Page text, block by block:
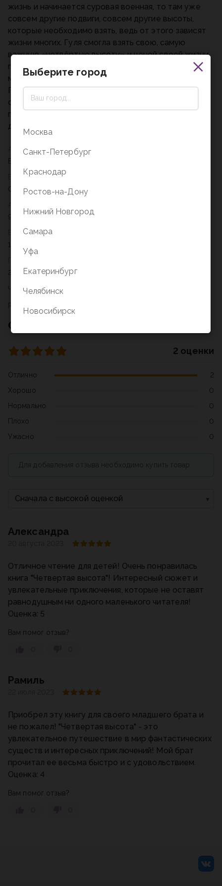
Автор
Елена Ильина
0,480
978-5-17-149364-6
Возрастное ограничение
12+
2022
жизнь и начинается суровая военная, то там уже
совсем другие подвиги, совсем другие высоты,
которые необходимо взять, ведь от этого зависят
жизни многих. Гуля смогла взять свою, самую
важную «четвёртую высоту» и ценой своей жизни
помогла армии выстоять против врагов, спасла
много раненых и стала народной героиней.
Повесть Елены Ильиной о жизни обыкновенной
советской девчонки в мирное время и в страшные
годы Великой Отечественной войны западает в
душу и не оставляет никого равнодушным!
Раздел не найден
Сначала с высокой оценкой
Александра
Отличное чтение для детей! Очень понравилась
книга "Четвертая высота"! Интересный сюжет и
увлекательные приключения, которые не оставят
равнодушным ни одного маленького читателя!
Оценка: 5
Вам помог отзыв?
Рамиль
Приобрел эту книгу для своего младшего брата и
не пожалел! "Четвертая высота" - это
увлекательное путешествие в мир фантастических
существ и интересных приключений! Мой брат
прочитал ее весьма быстро и с удовольствием.
Оценка: 4
Вам помог отзыв?
Отзывы о товаре
2 оценки
Отлично
2
Хорошо
0
Нормально
0
Плохо
0
Ужасно
0
Для добавления отзыва необходимо купить товар
Выберите город
Москва
Санкт-Петербург
Краснодар
Ростов-на-Дону
Нижний Новгород
Самара
Уфа
Екатеринбург
Челябинск
Новосибирск